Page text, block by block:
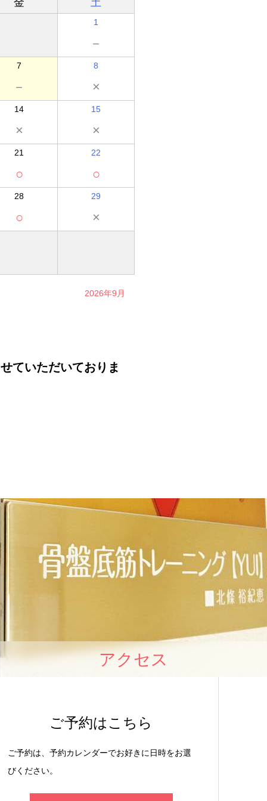
金 土
1
－
7
－
8
×
14
×
15
×
21
○
22
○
28
○
29
×
2026年9月
ていただいておりま
アクセス
ご予約はこちら
ご予約は、予約カレンダーでお好きに日時をお選
びください。